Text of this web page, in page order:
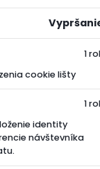
cookie lišty
1
identity
návštevníka
1